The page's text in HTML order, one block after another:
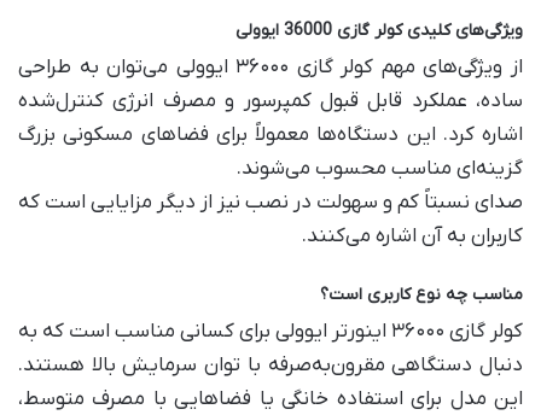
ویژگی‌های کلیدی کولر گازی 36000 ایوولی
از ویژگی‌های مهم کولر گازی ۳۶۰۰۰ ایوولی می‌توان به طراحی
ساده، عملکرد قابل قبول کمپرسور و مصرف انرژی کنترل‌شده
اشاره کرد. این دستگاه‌ها معمولاً برای فضاهای مسکونی بزرگ
گزینه‌ای مناسب محسوب می‌شوند.
صدای نسبتاً کم و سهولت در نصب نیز از دیگر مزایایی است که
کاربران به آن اشاره می‌کنند.
مناسب چه نوع کاربری است؟
کولر گازی ۳۶۰۰۰ اینورتر ایوولی برای کسانی مناسب است که به
دنبال دستگاهی مقرون‌به‌صرفه با توان سرمایش بالا هستند.
این مدل برای استفاده خانگی یا فضاهایی با مصرف متوسط،